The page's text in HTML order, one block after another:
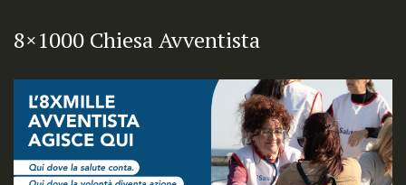
8×1000 Chiesa Avventista